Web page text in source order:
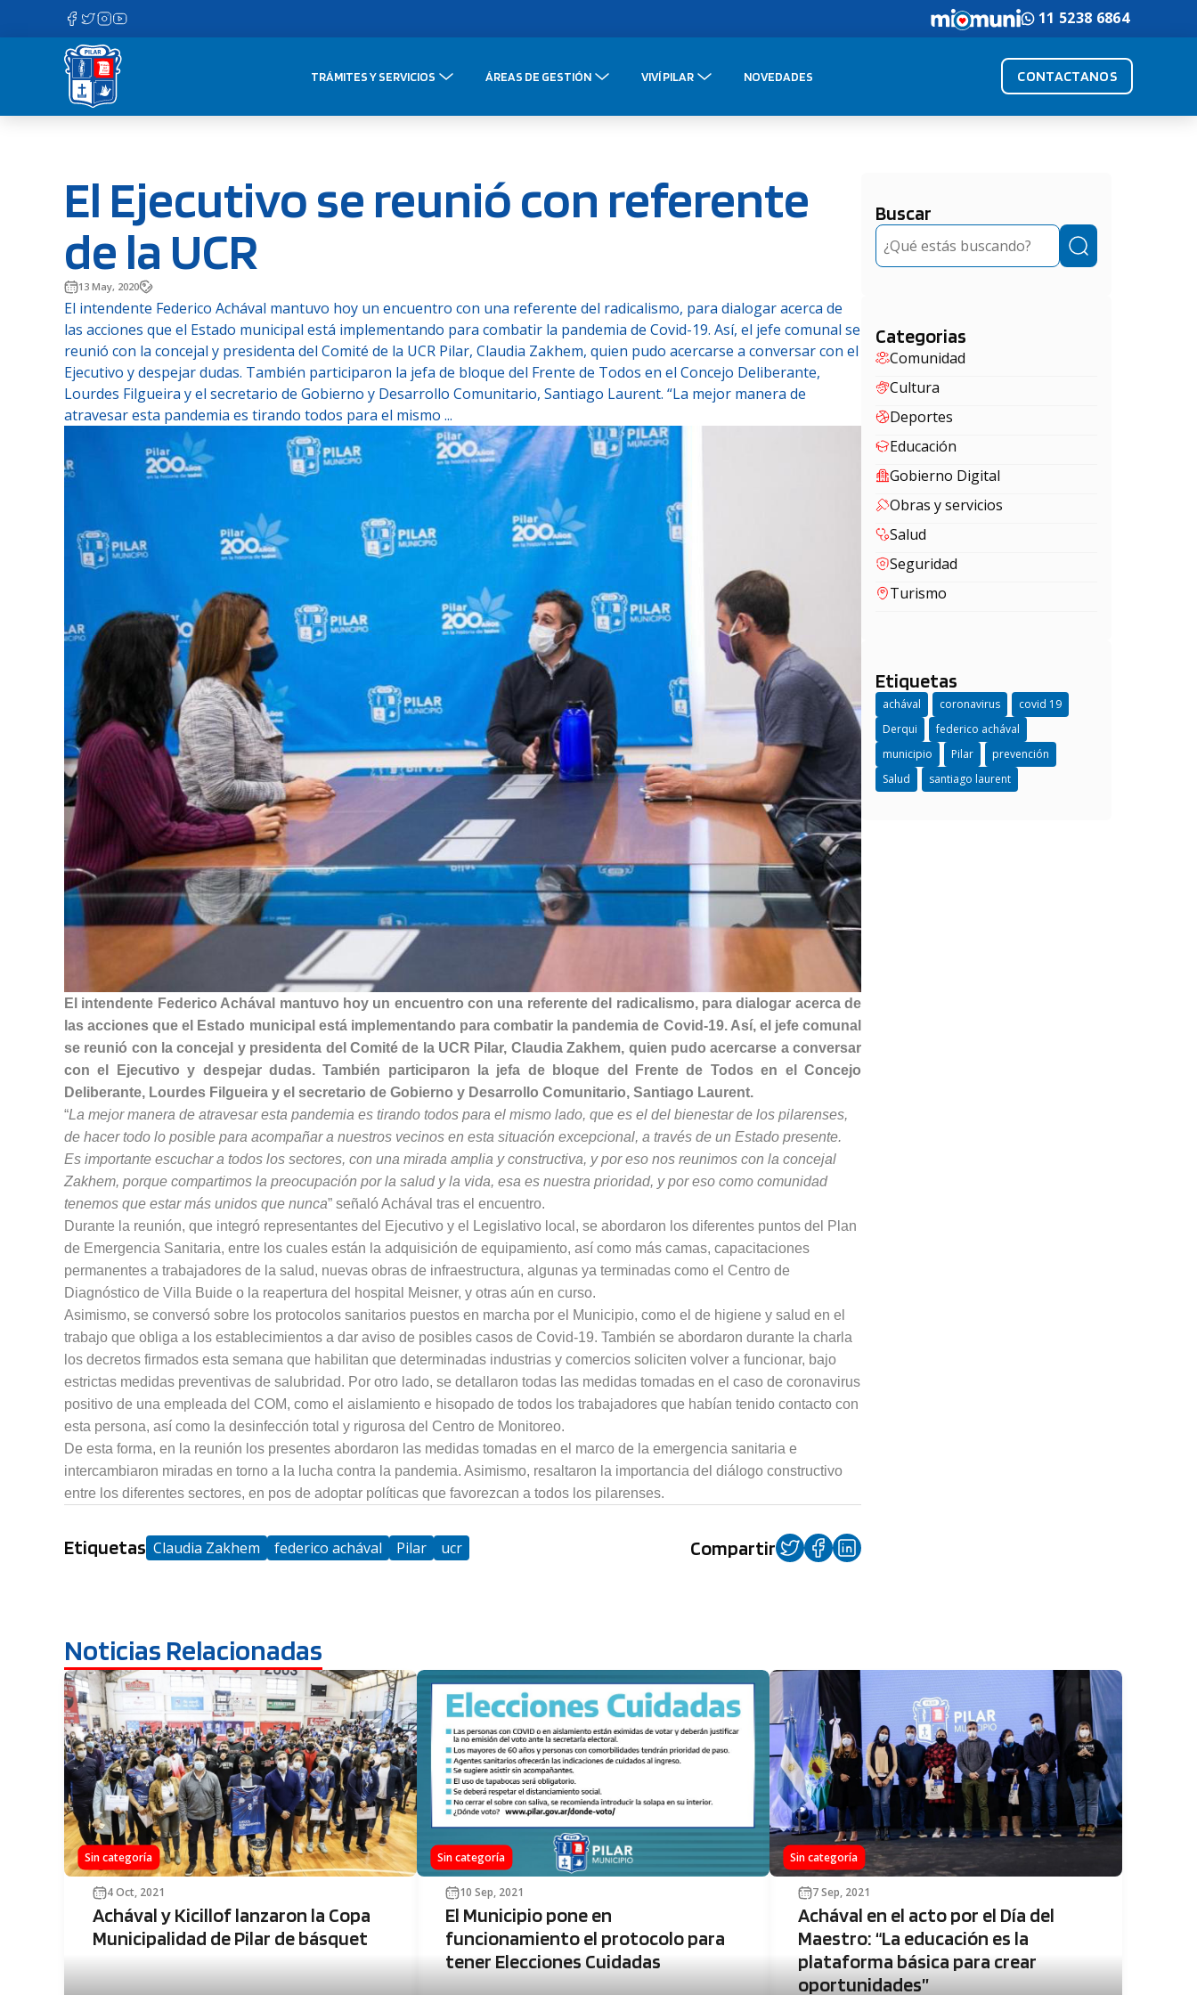
contenido
11 5238 6864
TRÁMITES Y SERVICIOS ÁREAS DE GESTIÓN VIVÍ PILAR NOVEDADES CONTACTANOS
El Ejecutivo se reunió con referente
de la UCR
13 May, 2020
El intendente Federico Achával mantuvo hoy un encuentro con una referente del radicalismo, para dialogar acerca de
las acciones que el Estado municipal está implementando para combatir la pandemia de Covid-19. Así, el jefe comunal se
reunió con la concejal y presidenta del Comité de la UCR Pilar, Claudia Zakhem, quien pudo acercarse a conversar con el
Ejecutivo y despejar dudas. También participaron la jefa de bloque del Frente de Todos en el Concejo Deliberante,
Lourdes Filgueira y el secretario de Gobierno y Desarrollo Comunitario, Santiago Laurent. “La mejor manera de
atravesar esta pandemia es tirando todos para el mismo ...
El intendente Federico Achával mantuvo hoy un encuentro con una referente del radicalismo, para dialogar acerca de
las acciones que el Estado municipal está implementando para combatir la pandemia de Covid-19. Así, el jefe comunal
se reunió con la concejal y presidenta del Comité de la UCR Pilar, Claudia Zakhem, quien pudo acercarse a conversar
con el Ejecutivo y despejar dudas. También participaron la jefa de bloque del Frente de Todos en el Concejo
Deliberante, Lourdes Filgueira y el secretario de Gobierno y Desarrollo Comunitario, Santiago Laurent.
“La mejor manera de atravesar esta pandemia es tirando todos para el mismo lado, que es el del bienestar de los pilarenses,
de hacer todo lo posible para acompañar a nuestros vecinos en esta situación excepcional, a través de un Estado presente.
Es importante escuchar a todos los sectores, con una mirada amplia y constructiva, y por eso nos reunimos con la concejal
Zakhem, porque compartimos la preocupación por la salud y la vida, esa es nuestra prioridad, y por eso como comunidad
tenemos que estar más unidos que nunca” señaló Achával tras el encuentro.
Durante la reunión, que integró representantes del Ejecutivo y el Legislativo local, se abordaron los diferentes puntos del Plan
de Emergencia Sanitaria, entre los cuales están la adquisición de equipamiento, así como más camas, capacitaciones
permanentes a trabajadores de la salud, nuevas obras de infraestructura, algunas ya terminadas como el Centro de
Diagnóstico de Villa Buide o la reapertura del hospital Meisner, y otras aún en curso.
Asimismo, se conversó sobre los protocolos sanitarios puestos en marcha por el Municipio, como el de higiene y salud en el
trabajo que obliga a los establecimientos a dar aviso de posibles casos de Covid-19. También se abordaron durante la charla
los decretos firmados esta semana que habilitan que determinadas industrias y comercios soliciten volver a funcionar, bajo
estrictas medidas preventivas de salubridad. Por otro lado, se detallaron todas las medidas tomadas en el caso de coronavirus
positivo de una empleada del COM, como el aislamiento e hisopado de todos los trabajadores que habían tenido contacto con
esta persona, así como la desinfección total y rigurosa del Centro de Monitoreo.
De esta forma, en la reunión los presentes abordaron las medidas tomadas en el marco de la emergencia sanitaria e
intercambiaron miradas en torno a la lucha contra la pandemia. Asimismo, resaltaron la importancia del diálogo constructivo
entre los diferentes sectores, en pos de adoptar políticas que favorezcan a todos los pilarenses.
Etiquetas Claudia Zakhem federico achával Pilar ucr Compartir
Buscar
Buscar
Categorias
Comunidad
Cultura
Deportes
Educación
Gobierno Digital
Obras y servicios
Salud
Seguridad
Turismo
Etiquetas
achával coronavirus
covid 19
Derqui
federico achával
municipio
Pilar
prevención
Salud
santiago laurent
Noticias Relacionadas
Sin categoría
4 Oct, 2021
Achával y Kicillof lanzaron la Copa
Municipalidad de Pilar de básquet
Sin categoría
10 Sep, 2021
El Municipio pone en
funcionamiento el protocolo para
tener Elecciones Cuidadas
Sin categoría
7 Sep, 2021
Achával en el acto por el Día del
Maestro: “La educación es la
plataforma básica para crear
oportunidades”